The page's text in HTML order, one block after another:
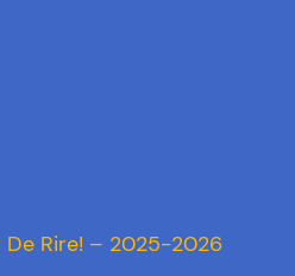
Rire! – 2025-2026